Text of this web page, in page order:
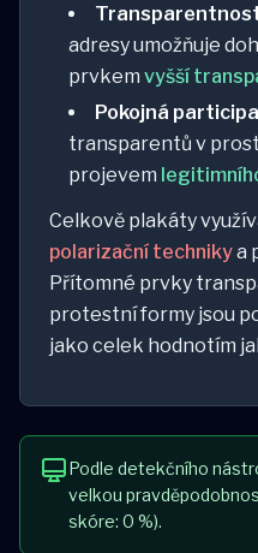
adresy umožňuje
prvkem vyšší
Pokojná
transparentů v
projevem
Celkově plakáty
polarizační technikya
Přítomné prvky
protestní formy jsou
jako celek hodnotím
Podle detekčního
velkou
skóre: 0 %).